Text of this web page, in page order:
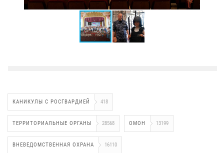
КАНИКУЛЫ С РОСГВАРДИЕЙ 418
ТЕРРИТОРИАЛЬНЫЕ ОРГАНЫ 28568 ОМОН 13199
ВНЕВЕДОМСТВЕННАЯ ОХРАНА 16110